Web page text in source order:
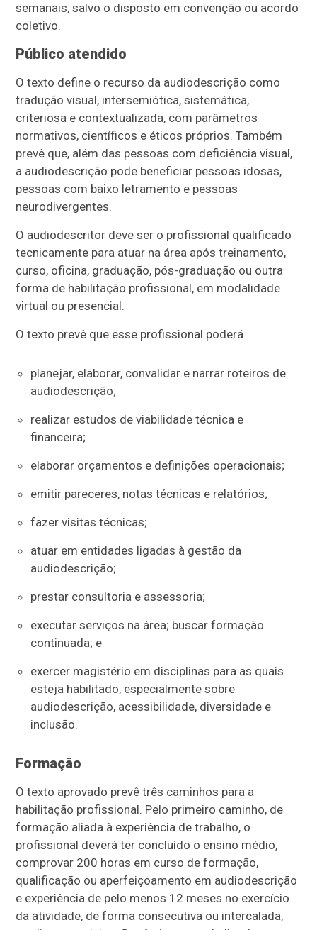
semanais, salvo o disposto em convenção ou acordo
coletivo.
Público atendido
O texto define o recurso da audiodescrição como
tradução visual, intersemiótica, sistemática,
criteriosa e contextualizada, com parâmetros
normativos, científicos e éticos próprios. Também
prevê que, além das pessoas com deficiência visual,
a audiodescrição pode beneficiar pessoas idosas,
pessoas com baixo letramento e pessoas
neurodivergentes.
O audiodescritor deve ser o profissional qualificado
tecnicamente para atuar na área após treinamento,
curso, oficina, graduação, pós-graduação ou outra
forma de habilitação profissional, em modalidade
virtual ou presencial.
O texto prevê que esse profissional poderá
planejar, elaborar, convalidar e narrar roteiros de
audiodescrição;
realizar estudos de viabilidade técnica e
financeira;
elaborar orçamentos e definições operacionais;
emitir pareceres, notas técnicas e relatórios;
fazer visitas técnicas;
atuar em entidades ligadas à gestão da
audiodescrição;
prestar consultoria e assessoria;
executar serviços na área; buscar formação
continuada; e
exercer magistério em disciplinas para as quais
esteja habilitado, especialmente sobre
audiodescrição, acessibilidade, diversidade e
inclusão.
Formação
O texto aprovado prevê três caminhos para a
habilitação profissional. Pelo primeiro caminho, de
formação aliada à experiência de trabalho, o
profissional deverá ter concluído o ensino médio,
comprovar 200 horas em curso de formação,
qualificação ou aperfeiçoamento em audiodescrição
e experiência de pelo menos 12 meses no exercício
da atividade, de forma consecutiva ou intercalada,